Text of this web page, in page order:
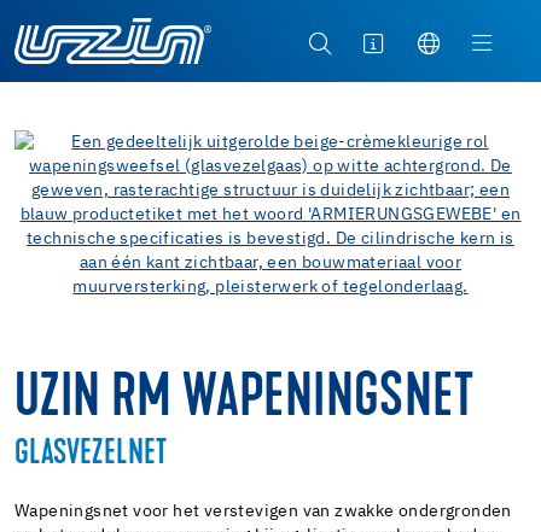
UZIN RM WAPENINGSNET
GLASVEZELNET
Wapeningsnet voor het verstevigen van zwakke ondergronden